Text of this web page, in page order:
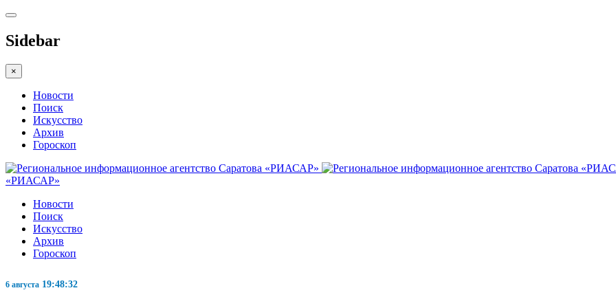
Sidebar
×
Новости
Поиск
Искусство
Архив
Гороскоп
«РИАСАР»
Новости
Поиск
Искусство
Архив
Гороскоп
6 августа 19:48:32